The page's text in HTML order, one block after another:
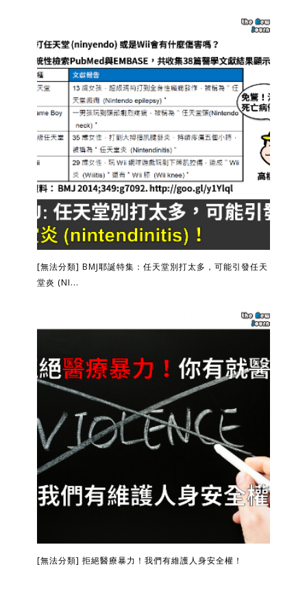
[無法分類] BMJ耶誕特集：任天堂別打太多，可能引發任天
堂炎 (NI...
[無法分類] 拒絕醫療暴力！我們有維護人身安全權！